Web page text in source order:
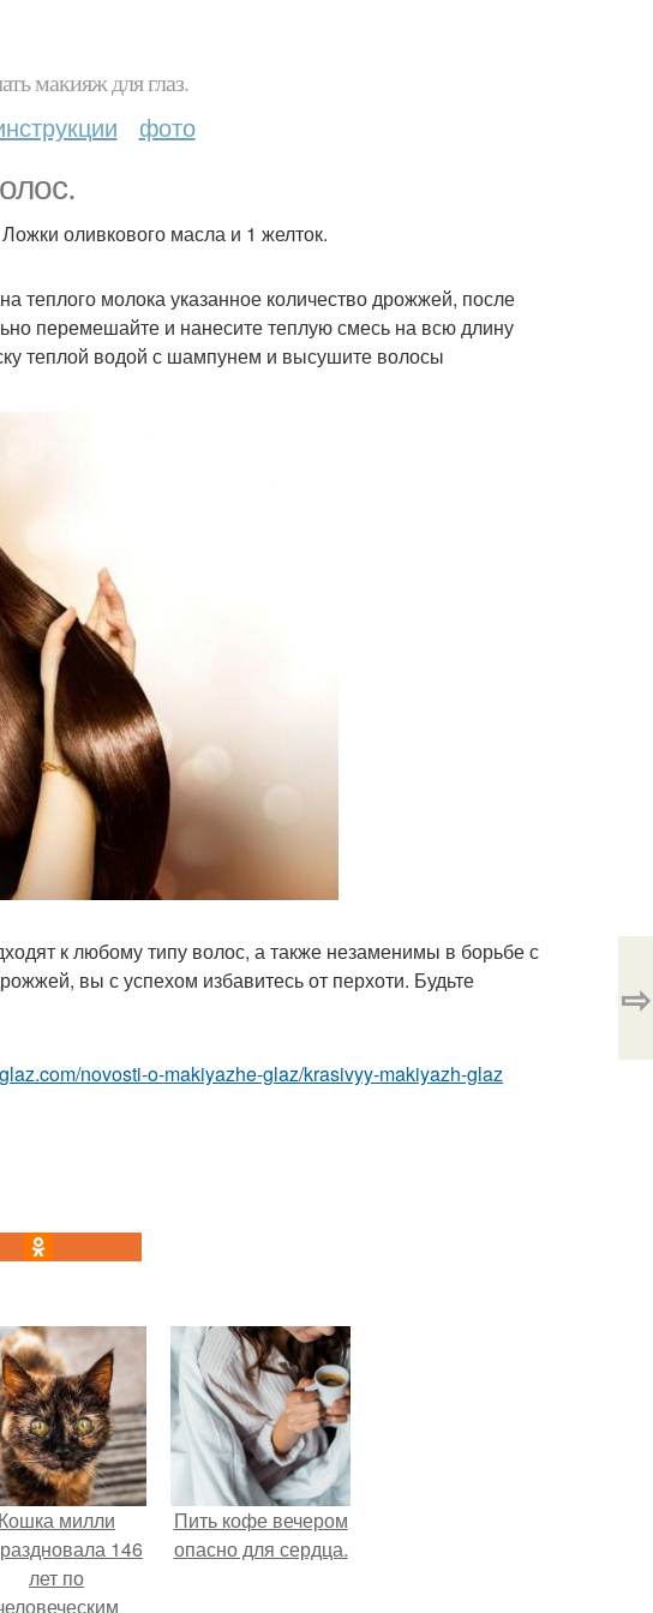
макияж для глаз.
фото
оливкового масла и 1 желток.
теплого молока указанное количество дрожжей, после
перемешайте и нанесите теплую смесь на всю длину
теплой водой с шампунем и высушите волосы
к любому типу волос, а также незаменимы в борьбе с
вы с успехом избавитесь от перхоти. Будьте
novosti-o-makiyazhe-glaz/krasivyy-makiyazh-glaz
⇨
Кошка милли
146
лет по
Пить кофе вечером
опасно для сердца.